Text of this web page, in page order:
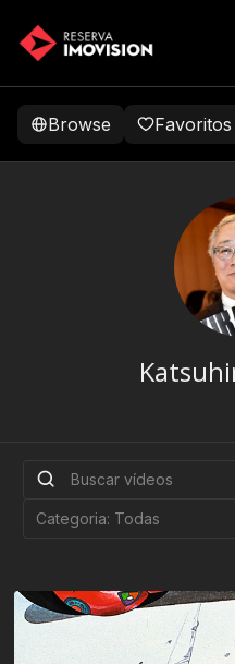
Browse Favoritos